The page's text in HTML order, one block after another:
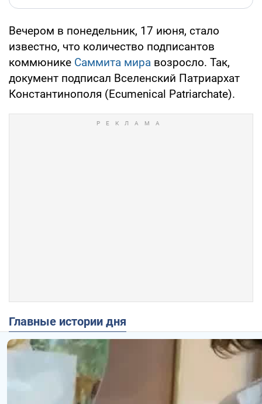
Вечером в понедельник, 17 июня, стало
известно, что количество подписантов
коммюнике Саммита мира возросло. Так,
документ подписал Вселенский Патриархат
Константинополя (Ecumenical Patriarchate).
Главные истории дня